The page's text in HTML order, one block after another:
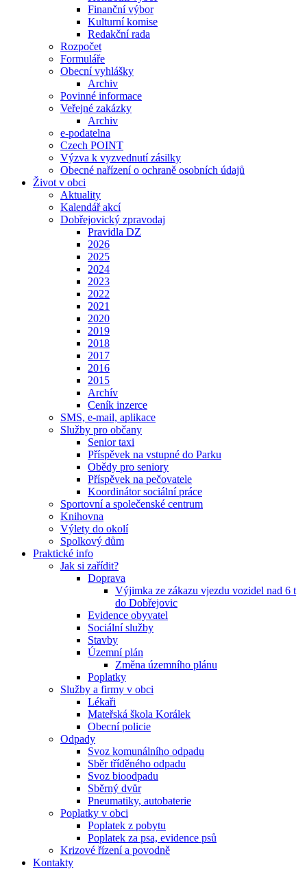
Finanční výbor
Kulturní komise
Redakční rada
Rozpočet
Formuláře
Obecní vyhlášky
Archiv
Povinné informace
Veřejné zakázky
Archiv
e-podatelna
Czech POINT
Výzva k vyzvednutí zásilky
Obecné nařízení o ochraně osobních údajů
Život v obci
Aktuality
Kalendář akcí
Dobřejovický zpravodaj
Pravidla DZ
2026
2025
2024
2023
2022
2021
2020
2019
2018
2017
2016
2015
Archív
Ceník inzerce
SMS, e-mail, aplikace
Služby pro občany
Senior taxi
Příspěvek na vstupné do Parku
Obědy pro seniory
Příspěvek na pečovatele
Koordinátor sociální práce
Sportovní a společenské centrum
Knihovna
Výlety do okolí
Spolkový dům
Praktické info
Jak si zařídit?
Doprava
Výjimka ze zákazu vjezdu vozidel nad 6 t
do Dobřejovic
Evidence obyvatel
Sociální služby
Stavby
Územní plán
Změna územního plánu
Poplatky
Služby a firmy v obci
Lékaři
Mateřská škola Korálek
Obecní policie
Odpady
Svoz komunálního odpadu
Sběr tříděného odpadu
Svoz bioodpadu
Sběrný dvůr
Pneumatiky, autobaterie
Poplatky v obci
Poplatek z pobytu
Poplatek za psa, evidence psů
Krizové řízení a povodně
Kontakty